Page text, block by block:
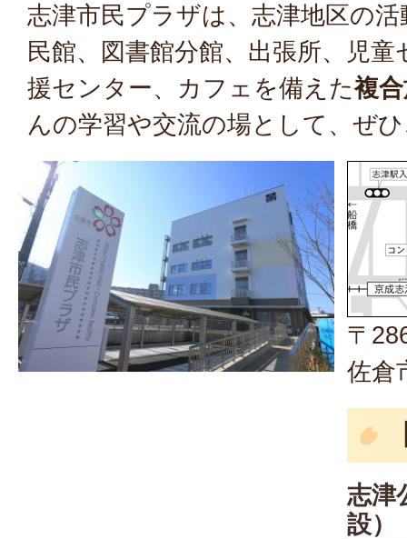
志津市民プラザは、志津地区の
民館、図書館分館、出張所、児
援センター、カフェを備えた複
んの学習や交流の場として、ぜ
〒
佐倉
志津
設）